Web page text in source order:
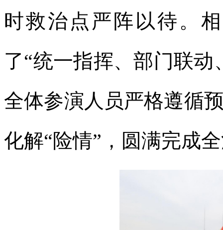
时救治点严阵以待。
了“统一指挥、部门联
全体参演人员严格遵循
化解“险情”，圆满完成